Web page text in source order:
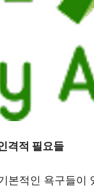
격적 필요들
본적인 욕구들이